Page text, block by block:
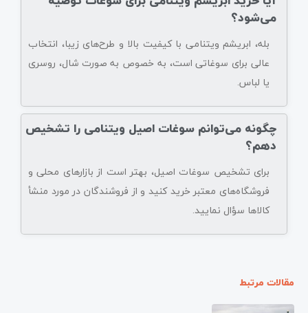
می‌شود؟
بله، ابریشم ویتنامی با کیفیت بالا و طرح‌های زیبا، انتخاب
عالی برای سوغاتی است، به خصوص به صورت شال، روسری
یا لباس.
چگونه می‌توانم سوغات اصیل ویتنامی را تشخیص
دهم؟
برای تشخیص سوغات اصیل، بهتر است از بازارهای محلی و
فروشگاه‌های معتبر خرید کنید و از فروشندگان در مورد منشأ
کالاها سؤال نمایید.
مقالات مرتبط